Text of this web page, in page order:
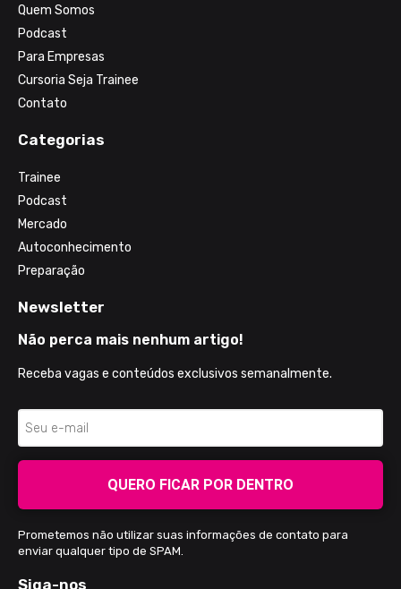
Quem Somos
Podcast
Para Empresas
Cursoria Seja Trainee
Contato
Categorias
Trainee
Podcast
Mercado
Autoconhecimento
Preparação
Newsletter
Não perca mais nenhum artigo!
Receba vagas e conteúdos exclusivos semanalmente.
QUERO FICAR POR DENTRO
Prometemos não utilizar suas informações de contato para
enviar qualquer tipo de SPAM.
Siga-nos